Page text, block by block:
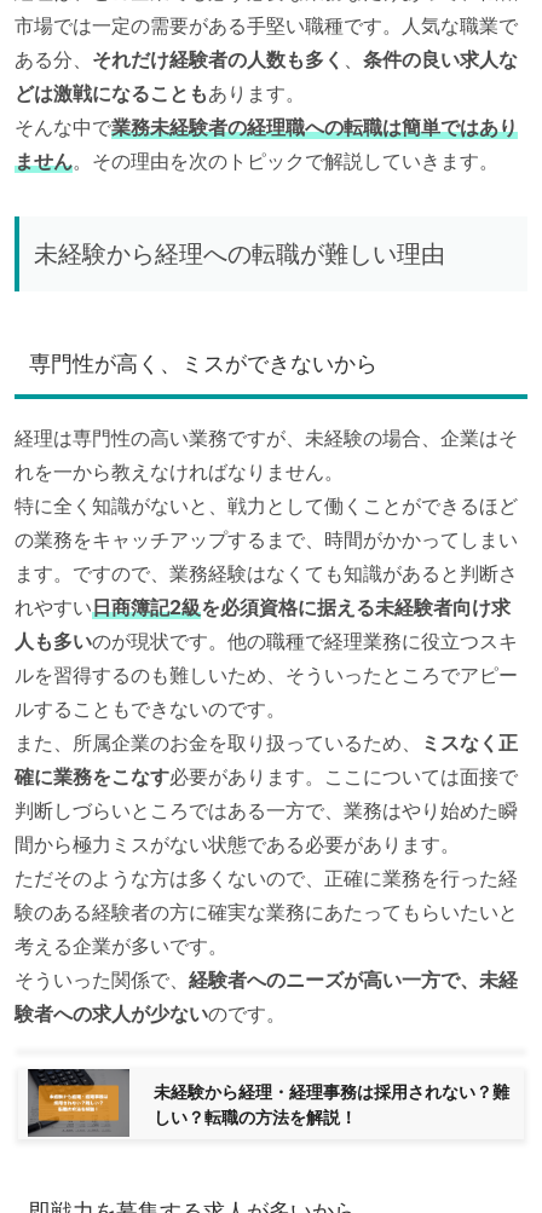
市場では一定の需要がある手堅い職種です。人気な職業で
ある分、 それだけ経験者の人数も多く 、 条件の良い求人な
どは激戦になることもあります。
そんな中で業務未経験者の経理職への転職は簡単ではあり
ません。その理由を次のトピックで解説していきます。
未経験から経理への転職が難しい理由
専門性が高く、ミスができないから
経理は専門性の高い業務ですが、未経験の場合、企業はそ
れを一から教えなければなりません。
特に全く知識がないと、戦力として働くことができるほど
の業務をキャッチアップするまで、時間がかかってしまい
ます。ですので、業務経験はなくても知識があると判断さ
れやすい日商簿記2級を必須資格に据える未経験者向け求
人も多いのが現状です。他の職種で経理業務に役立つスキ
ルを習得するのも難しいため、そういったところでアピー
ルすることもできないのです。
また、所属企業のお金を取り扱っているため、
ミスなく正
確に業務をこなす必要があります。ここについては面接で
判断しづらいところではある一方で、業務はやり始めた瞬
間から極力ミスがない状態である必要があります。
ただそのような方は多くないので、正確に業務を行った経
験のある経験者の方に確実な業務にあたってもらいたいと
考える企業が多いです。
そういった関係で、 経験者へのニーズが高い一方で、未経
験者への求人が少ないのです。
未経験から経理・経理事務は採用されない？難
しい？転職の方法を解説！